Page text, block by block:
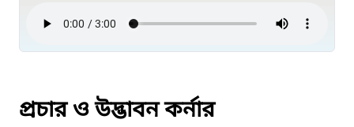
প্রচার ও উদ্ভাবন কর্নার